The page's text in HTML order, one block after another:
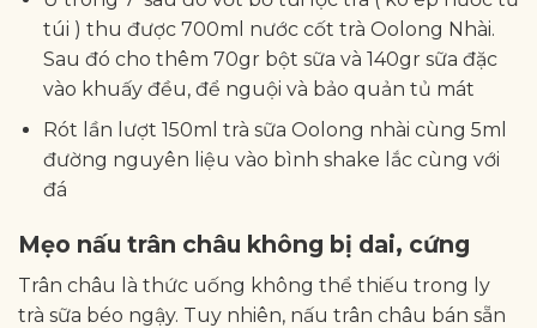
túi ) thu được 700ml nước cốt trà Oolong Nhài.
Sau đó cho thêm 70gr bột sữa và 140gr sữa đặc
vào khuấy đều, để nguội và bảo quản tủ mát
Rót lần lượt 150ml trà sữa Oolong nhài cùng 5ml
đường nguyên liệu vào bình shake lắc cùng với
đá
Mẹo nấu trân châu không bị dai, cứng
Trân châu là thức uống không thể thiếu trong ly
trà sữa béo ngậy. Tuy nhiên, nấu trân châu bán sẵn